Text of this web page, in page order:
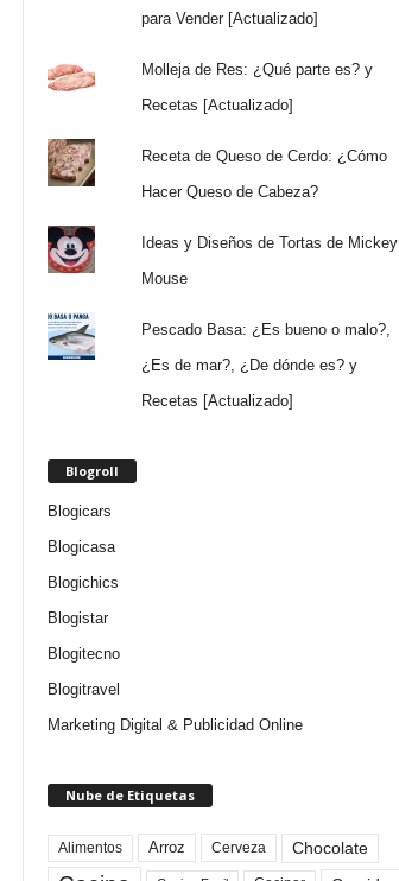
para Vender [Actualizado]
Molleja de Res: ¿Qué parte es? y
Recetas [Actualizado]
Receta de Queso de Cerdo: ¿Cómo
Hacer Queso de Cabeza?
Ideas y Diseños de Tortas de Mickey
Mouse
Pescado Basa: ¿Es bueno o malo?,
¿Es de mar?, ¿De dónde es? y
Recetas [Actualizado]
Blogroll
Blogicars
Blogicasa
Blogichics
Blogistar
Blogitecno
Blogitravel
Marketing Digital & Publicidad Online
Nube de Etiquetas
Alimentos Arroz Cerveza Chocolate